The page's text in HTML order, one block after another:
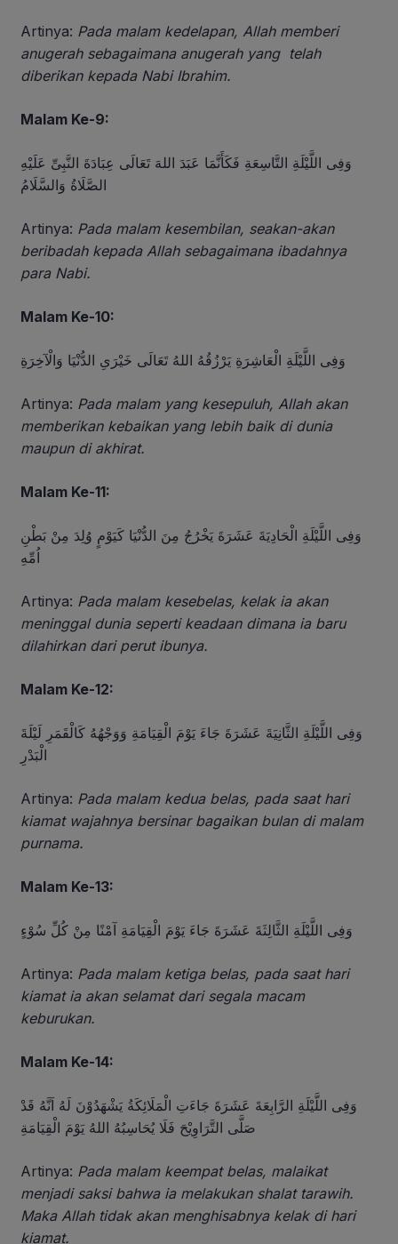
Artinya: Pada malam kedelapan, Allah memberi
anugerah sebagaimana anugerah yang telah
diberikan kepada Nabi Ibrahim.
Malam Ke-9:
وَفِى اللَّيْلَةِ التَّاسِعَةِ فَكَأَنَّمَا عَبَدَ اللهَ تَعَالَى عِبَادَةَ النَّبِىِّ عَلَيْهِ
الصَّلَاةُ وَالسَّلَامُ
Artinya: Pada malam kesembilan, seakan-akan
beribadah kepada Allah sebagaimana ibadahnya
para Nabi.
Malam Ke-10:
وَفِى اللَّيْلَةِ الْعَاشِرَةِ يَرْزُقُهُ اللهُ تَعَالَى خَيْرَىِ الدُّنْيَا وَالْآخِرَةِ
Artinya: Pada malam yang kesepuluh, Allah akan
memberikan kebaikan yang lebih baik di dunia
maupun di akhirat.
Malam Ke-11:
وَفِى اللَّيْلَةِ الْحَادِيَةَ عَشَرَةَ يَخْرُجُ مِنَ الدُّنْيَا كَيَوْمٍ وُلِدَ مِنْ بَطْنِ
اُمِّهِ
Artinya: Pada malam kesebelas, kelak ia akan
meninggal dunia seperti keadaan dimana ia baru
dilahirkan dari perut ibunya.
Malam Ke-12:
وَفِى اللَّيْلَةِ الثَّانِيَةَ عَشَرَةَ جَاءَ يَوْمَ الْقِيَامَةِ وَوَجْهُهُ كَالْقَمَرِ لَيْلَةَ
الْبَدْرِ
Artinya: Pada malam kedua belas, pada saat hari
kiamat wajahnya bersinar bagaikan bulan di malam
purnama.
Malam Ke-13:
وَفِى اللَّيْلَةِ الثَّالِثَةَ عَشَرَةَ جَاءَ يَوْمَ الْقِيَامَةِ آمْنًا مِنْ كُلِّ سُوْءٍ
Artinya: Pada malam ketiga belas, pada saat hari
kiamat ia akan selamat dari segala macam
keburukan.
Malam Ke-14:
وَفِى اللَّيْلَةِ الرَّابِعَةَ عَشَرَةَ جَاءَتِ الْمَلَائِكَةُ يَشْهَدُوْنَ لَهُ اَنَّهُ قَدْ
صَلَّى التَّرَاوِيْحَ فَلَا يُحَاسِبُهُ اللهُ يَوْمَ الْقِيَامَةِ
Artinya: Pada malam keempat belas, malaikat
menjadi saksi bahwa ia melakukan shalat tarawih.
Maka Allah tidak akan menghisabnya kelak di hari
kiamat.